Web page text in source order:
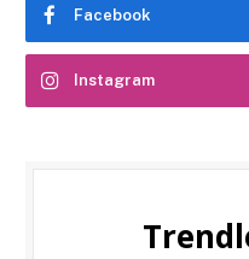
Facebook
Instagram